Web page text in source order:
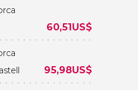
60,51US$
95,98US$